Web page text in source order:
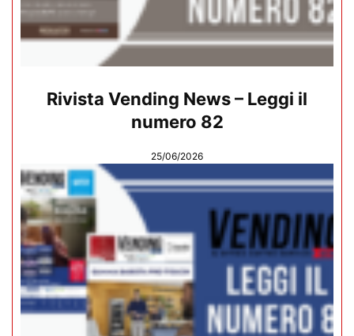
Rivista Vending News – Leggi il
numero 82
25/06/2026